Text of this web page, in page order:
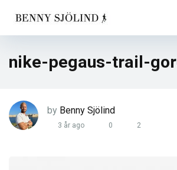
nike-pegaus-trail-
by Benny Sjölind
3 år ago 0 2